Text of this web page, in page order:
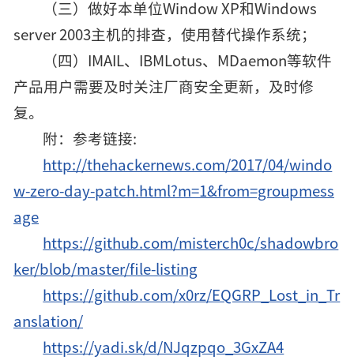
（三）做好本单位Window XP和Windows
server 2003主机的排查，使用替代操作系统；
（四）IMAIL、IBMLotus、MDaemon等软件
产品用户需要及时关注厂商安全更新，及时修
复。
附：参考链接:
http://thehackernews.com/2017/04/windo
w-zero-day-patch.html?m=1&from=groupmess
age
https://github.com/misterch0c/shadowbro
ker/blob/master/file-listing
https://github.com/x0rz/EQGRP_Lost_in_Tr
anslation/
https://yadi.sk/d/NJqzpqo_3GxZA4